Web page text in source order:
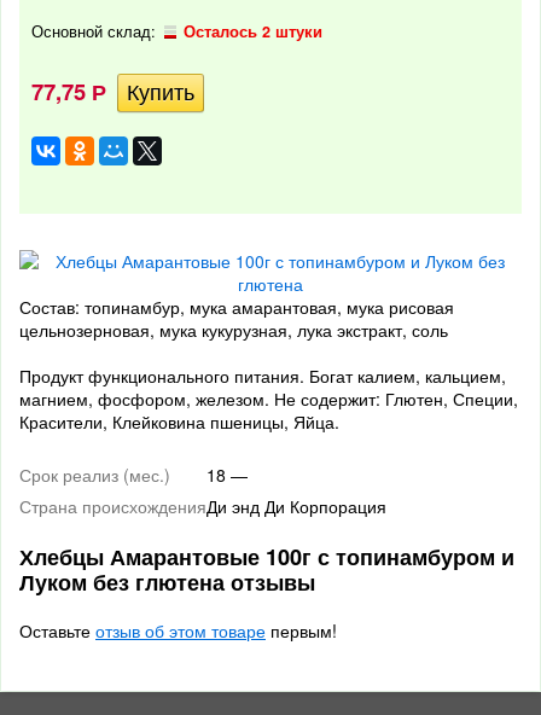
Основной склад: Осталось 2 штуки
77,75 Р
Состав: топинамбур, мука амарантовая, мука рисовая
цельнозерновая, мука кукурузная, лука экстракт, соль
Продукт функционального питания. Богат калием, кальцием,
магнием, фосфором, железом. Не содержит: Глютен, Специи,
Красители, Клейковина пшеницы, Яйца.
Срок реализ (мес.)
18 —
Страна происхожденияДи энд Ди Корпорация
Хлебцы Амарантовые 100г с топинамбуром и
Луком без глютена отзывы
Оставьте отзыв об этом товаре первым!